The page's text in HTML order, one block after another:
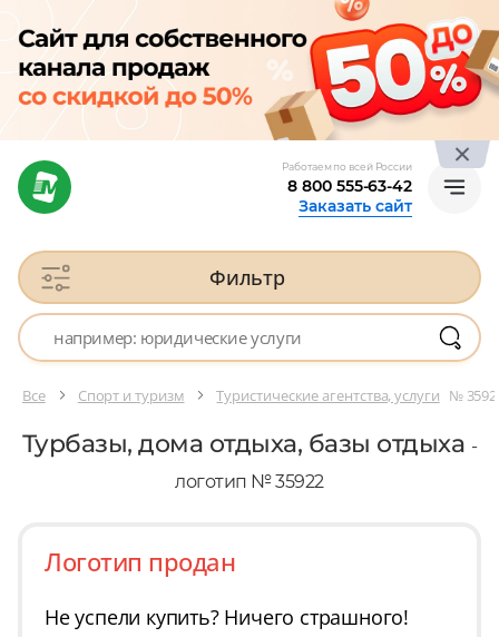
Работаем по всей России
8 800 555-63-42
Заказать сайт
Фильтр
Все Спорт и туризм Туристические агентства, услуги №
Турбазы, дома отдыха, базы отдыха -
логотип № 35922
Логотип продан
Не успели купить? Ничего страшного!